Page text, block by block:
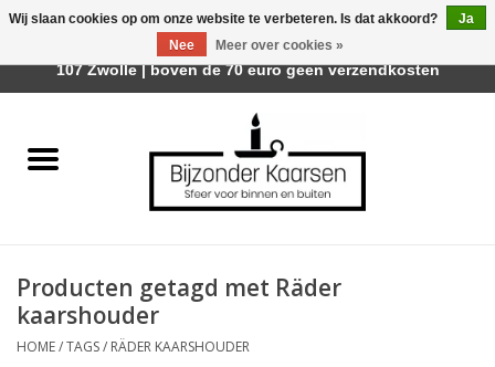
Räder Design Stories
Geurkaarsen
Tafelhaarden
Producten getagd met Räder
kaarshouder
HOME/TAGS/ RÄDER KAARSHOUDER
Wij slaan cookies op om onze website te verbeteren. Is dat akkoord?
Ja
Nee
Meer over cookies »
Afhalen is mogelijk bij Trotz Woon & Cadeau | Belvederelaan
107 Zwolle | boven de 70 euro geen verzendkosten